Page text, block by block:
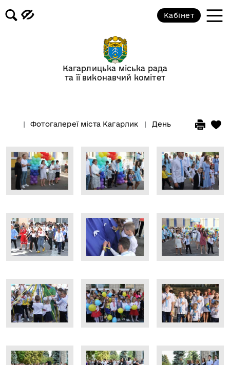
Кагарлицька міська рада
та її виконавчий комітет
Кабінет
Фотогалереї міста Кагарлик День знань 1